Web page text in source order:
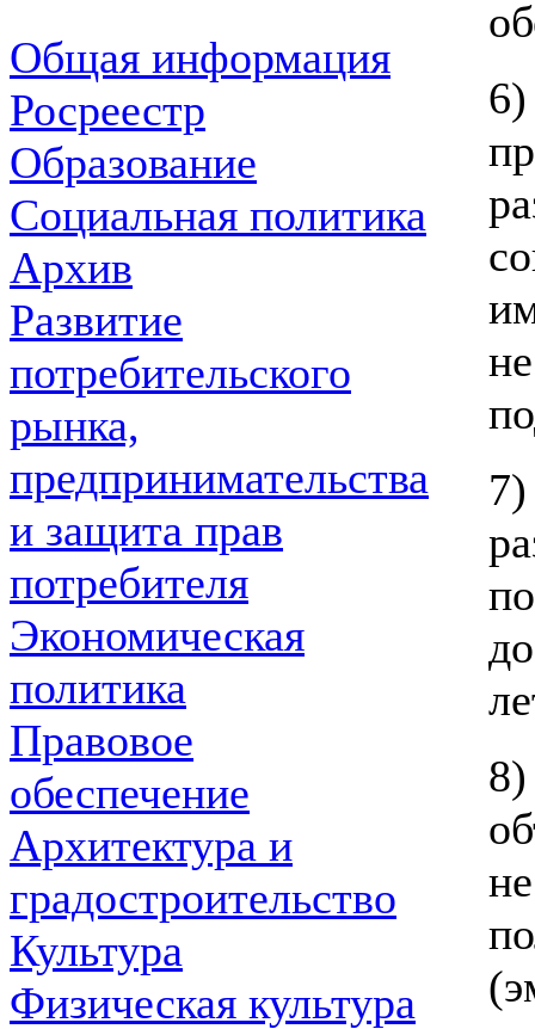
Общая информация
Росреестр
Образование
Социальная политика
Архив
Развитие
потребительского
рынка,
предпринимательства
и защита прав
потребителя
Экономическая
политика
Правовое
обеспечение
Архитектура и
градостроительство
Культура
Физическая культура